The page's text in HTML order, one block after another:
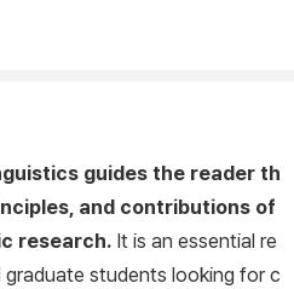
guides the reader th
and contributions of
research. It is an essential re
students looking for c